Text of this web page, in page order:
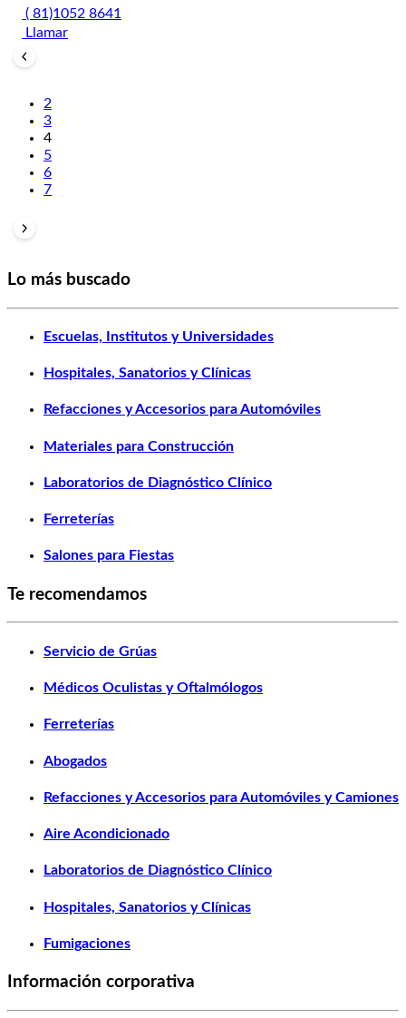
( 81)1052 8641
Llamar
2
3
4
5
6
7
Lo más buscado
Escuelas, Institutos y Universidades
Hospitales, Sanatorios y Clínicas
Refacciones y Accesorios para Automóviles
Materiales para Construcción
Laboratorios de Diagnóstico Clínico
Ferreterías
Salones para Fiestas
Te recomendamos
Servicio de Grúas
Médicos Oculistas y Oftalmólogos
Ferreterías
Abogados
Refacciones y Accesorios para Automóviles y Camiones
Aire Acondicionado
Laboratorios de Diagnóstico Clínico
Hospitales, Sanatorios y Clínicas
Fumigaciones
Información corporativa